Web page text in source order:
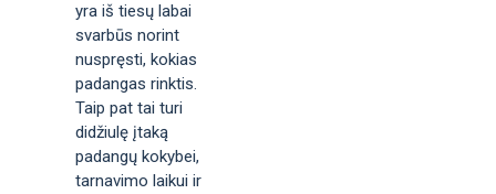
yra iš tiesų labai
svarbūs norint
nuspręsti, kokias
padangas rinktis.
Taip pat tai turi
didžiulę įtaką
padangų kokybei,
tarnavimo laikui ir